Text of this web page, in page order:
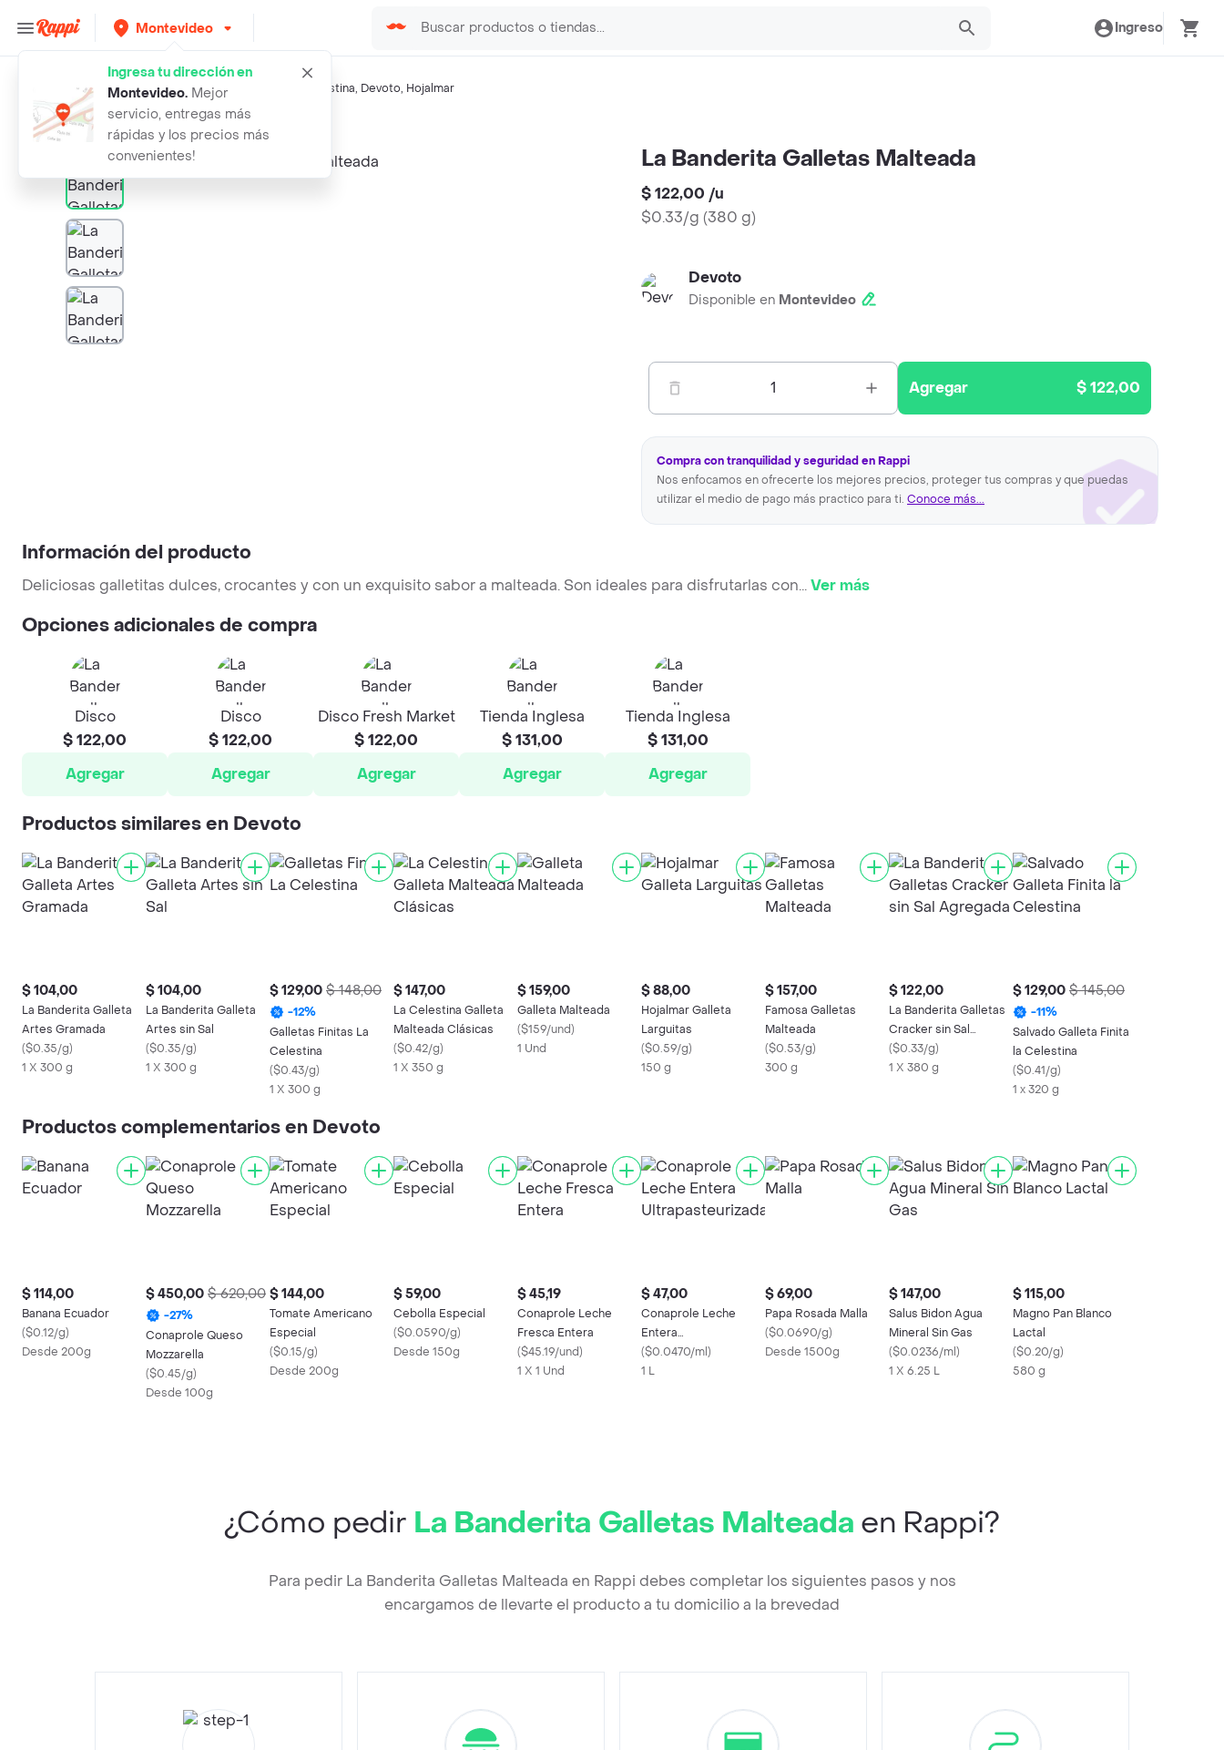
Montevideo
Ingresa tu dirección en
Montevideo. Mejor
servicio, entregas más
rápidas y los precios más
convenientes!
Ingreso
Búsquedas relacionadas:Galletas,La Banderita La Celestina, Devoto, Hojalmar
Rappi la banderita galletas malteada
La Banderita Galletas Malteada
$ 122,00 /u
$0.33/g (380 g)
Devoto
Disponible en Montevideo
1 Agregar $ 122,00
Compra con tranquilidad y seguridad en Rappi
Nos enfocamos en ofrecerte los mejores precios, proteger tus compras y que puedas
utilizar el medio de pago más practico para ti. Conoce más...
Información del producto
Deliciosas galletitas dulces, crocantes y con un exquisito sabor a malteada. Son ideales para disfrutarlas con...Ver más
Opciones adicionales de compra
Disco
$ 122,00
Agregar
Disco
$ 122,00
Agregar
Disco Fresh Market
$ 122,00
Agregar
Tienda Inglesa
$ 131,00
Agregar
Tienda Inglesa
$ 131,00
Agregar
Productos similares en Devoto
$ 104,00
La Banderita Galleta
Artes Gramada
($0.35/g)
1 X 300 g
$ 104,00
La Banderita Galleta
Artes sin Sal
($0.35/g)
1 X 300 g
$ 129,00 $ 148,00
-12%
Galletas Finitas La
Celestina
($0.43/g)
1 X 300 g
$ 147,00
La Celestina Galleta
Malteada Clásicas
($0.42/g)
1 X 350 g
$ 159,00
Galleta Malteada
($159/und)
1 Und
$ 88,00
Hojalmar Galleta
Larguitas
($0.59/g)
150 g
$ 157,00
Famosa Galletas
Malteada
($0.53/g)
300 g
$ 122,00
La Banderita Galletas
Cracker sin Sal
Agregada
($0.33/g)
1 X 380 g
$ 129,00 $ 145,00
-11%
Salvado Galleta Finita
la Celestina
($0.41/g)
1 x 320 g
Productos complementarios en Devoto
$ 114,00
Banana Ecuador
($0.12/g)
Desde 200g
$ 450,00 $ 620,00
-27%
Conaprole Queso
Mozzarella
($0.45/g)
Desde 100g
$ 144,00
Tomate Americano
Especial
($0.15/g)
Desde 200g
$ 59,00
Cebolla Especial
($0.0590/g)
Desde 150g
$ 45,19
Conaprole Leche
Fresca Entera
($45.19/und)
1 X 1 Und
$ 47,00
Conaprole Leche
Entera
Ultrapasteurizada
($0.0470/ml)
1 L
$ 69,00
Papa Rosada Malla
($0.0690/g)
Desde 1500g
$ 147,00
Salus Bidon Agua
Mineral Sin Gas
($0.0236/ml)
1 X 6.25 L
$ 115,00
Magno Pan Blanco
Lactal
($0.20/g)
580 g
¿Cómo pedir La Banderita Galletas Malteada en Rappi?
Para pedir La Banderita Galletas Malteada en Rappi debes completar los siguientes pasos y nos
encargamos de llevarte el producto a tu domicilio a la brevedad